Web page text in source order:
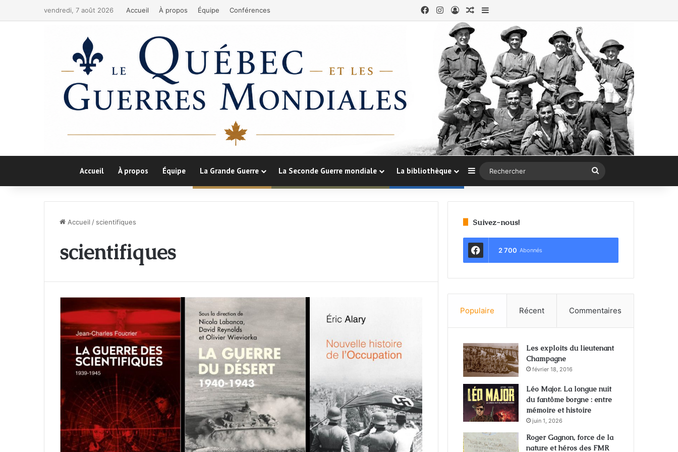
vendredi, 7 août 2026 Accueil À propos Équipe Conférences Facebook
InstagramConnexion
Article au hasard
Sidebar (barre latérale)
Accueil À propos Équipe La Grande Guerre La Seconde Guerre mondiale La bibliothèque Sidebar (barre latérale)
Accueil / scientifiques
scientifiques
Suivez-nous!
2 700 Abonnés
Populaire Récent Commentaires
Les exploits du lieutenant
Champagne
février 18, 2016
Léo Major. La longue nuit
du fantôme borgne : entre
mémoire et histoire
juin 1, 2026
Roger Gagnon, force de la
nature et héros des FMR